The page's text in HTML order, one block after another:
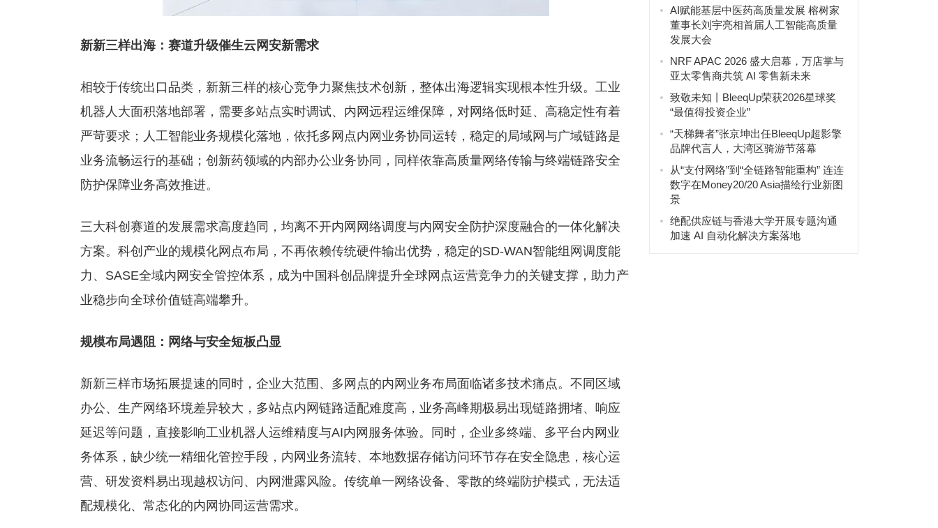
新新三样出海：赛道升级催生云网安新需求
相较于传统出口品类，新新三样的核心竞争力聚焦技术创新，整体出海逻辑实现根本性升级。工业
机器人大面积落地部署，需要多站点实时调试、内网远程运维保障，对网络低时延、高稳定性有着
严苛要求；人工智能业务规模化落地，依托多网点内网业务协同运转，稳定的局域网与广域链路是
业务流畅运行的基础；创新药领域的内部办公业务协同，同样依靠高质量网络传输与终端链路安全
防护保障业务高效推进。
三大科创赛道的发展需求高度趋同，均离不开内网网络调度与内网安全防护深度融合的一体化解决
方案。科创产业的规模化网点布局，不再依赖传统硬件输出优势，稳定的SD-WAN智能组网调度能
力、SASE全域内网安全管控体系，成为中国科创品牌提升全球网点运营竞争力的关键支撑，助力产
业稳步向全球价值链高端攀升。
规模布局遇阻：网络与安全短板凸显
新新三样市场拓展提速的同时，企业大范围、多网点的内网业务布局面临诸多技术痛点。不同区域
办公、生产网络环境差异较大，多站点内网链路适配难度高，业务高峰期极易出现链路拥堵、响应
延迟等问题，直接影响工业机器人运维精度与AI内网服务体验。同时，企业多终端、多平台内网业
务体系，缺少统一精细化管控手段，内网业务流转、本地数据存储访问环节存在安全隐患，核心运
营、研发资料易出现越权访问、内网泄露风险。传统单一网络设备、零散的终端防护模式，无法适
配规模化、常态化的内网协同运营需求。
AI赋能基层中医药高质量发展 榕树家
董事长刘宇亮相首届人工智能高质量
发展大会
NRF APAC 2026 盛大启幕，万店掌与
亚太零售商共筑 AI 零售新未来
致敬未知丨BleeqUp荣获2026星球奖
“最值得投资企业”
“天梯舞者”张京坤出任BleeqUp超影擎
品牌代言人，大湾区骑游节落幕
从“支付网络”到“全链路智能重构” 连连
数字在Money20/20 Asia描绘行业新图
景
绝配供应链与香港大学开展专题沟通
加速 AI 自动化解决方案落地